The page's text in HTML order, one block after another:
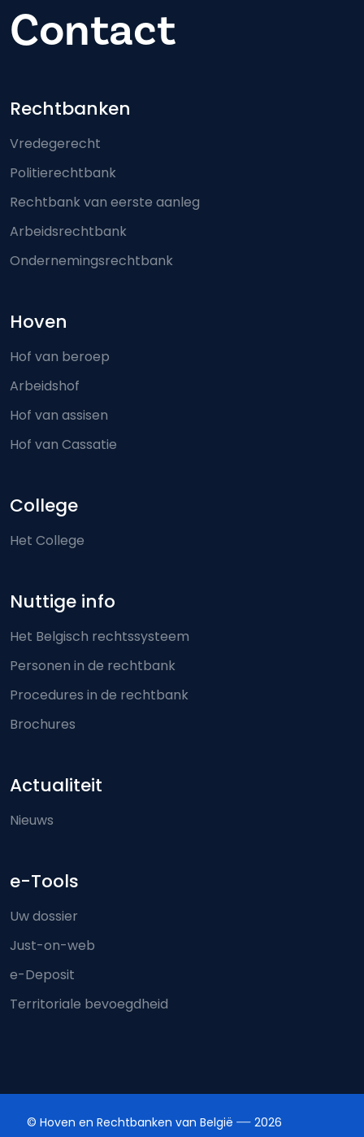
Contact
Footer-menu
Rechtbanken
Vredegerecht
Politierechtbank
Rechtbank van eerste aanleg
Arbeidsrechtbank
Ondernemingsrechtbank
Hoven
Hof van beroep
Arbeidshof
Hof van assisen
Hof van Cassatie
College
Het College
Nuttige info
Het Belgisch rechtssysteem
Personen in de rechtbank
Procedures in de rechtbank
Brochures
Actualiteit
Nieuws
e-Tools
Uw dossier
Just-on-web
e-Deposit
Territoriale bevoegdheid
© Hoven en Rechtbanken van België
2026